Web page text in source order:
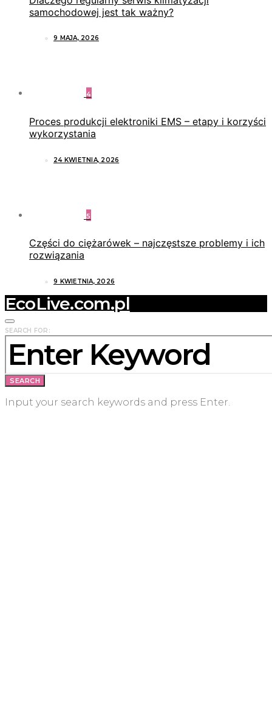
samochodowej jest tak ważny?
9 MAJA, 2026
4
Proces produkcji elektroniki EMS – etapy i korzyści
wykorzystania
24 KWIETNIA, 2026
5
Części do ciężarówek – najczęstsze problemy i ich
rozwiązania
9 KWIETNIA, 2026
EcoLive.com.pl
SEARCH FOR:
SEARCH
Input your search keywords and press Enter.